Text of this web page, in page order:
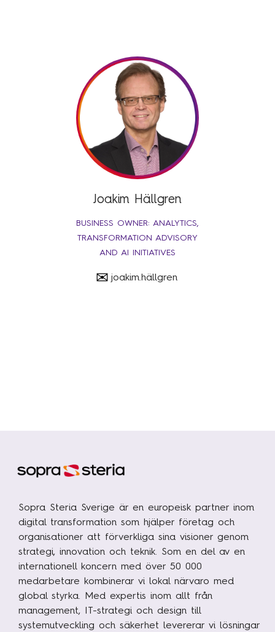
Joakim Hällgren
BUSINESS OWNER: ANALYTICS,
TRANSFORMATION ADVISORY
AND AI INITIATIVES
✉ joakim.hällgren
Sopra Steria Sverige är en europeisk partner inom
digital transformation som hjälper företag och
organisationer att förverkliga sina visioner genom
strategi, innovation och teknik. Som en del av en
internationell koncern med över 50 000
medarbetare kombinerar vi lokal närvaro med
global styrka. Med expertis inom allt från
management, IT-strategi och design till
systemutveckling och säkerhet levererar vi lösningar